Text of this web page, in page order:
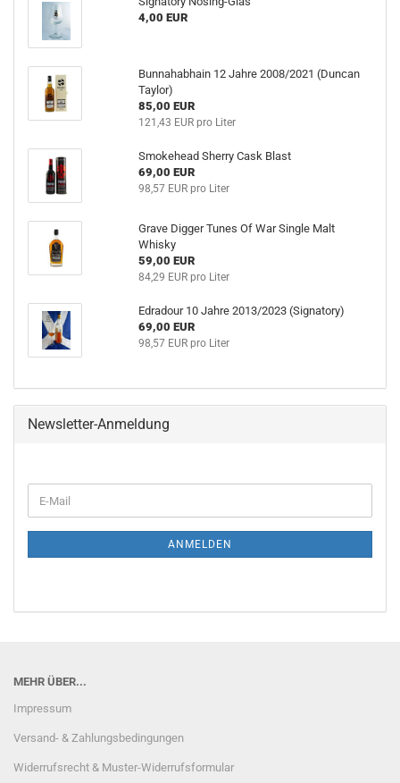
4,00 EUR
Bunnahabhain 12 Jahre 2008/2021 (Duncan
Taylor)
85,00 EUR
121,43 EUR pro Liter
Smokehead Sherry Cask Blast
69,00 EUR
98,57 EUR pro Liter
Grave Digger Tunes Of War Single Malt
Whisky
59,00 EUR
84,29 EUR pro Liter
Edradour 10 Jahre 2013/2023 (Signatory)
69,00 EUR
98,57 EUR pro Liter
Newsletter-Anmeldung
ZUR
E-
Mail
ANMELDEN
MEHR ÜBER...
Impressum
Versand- & Zahlungsbedingungen
Widerrufsrecht & Muster-Widerrufsformular